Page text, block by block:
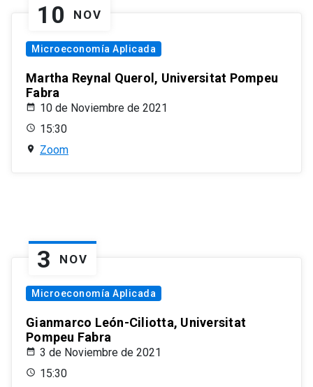
10 NOV
Microeconomía Aplicada
Martha Reynal Querol, Universitat Pompeu
Fabra
10 de Noviembre de 2021
15:30
Zoom
3 NOV
Microeconomía Aplicada
Gianmarco León-Ciliotta, Universitat
Pompeu Fabra
3 de Noviembre de 2021
15:30